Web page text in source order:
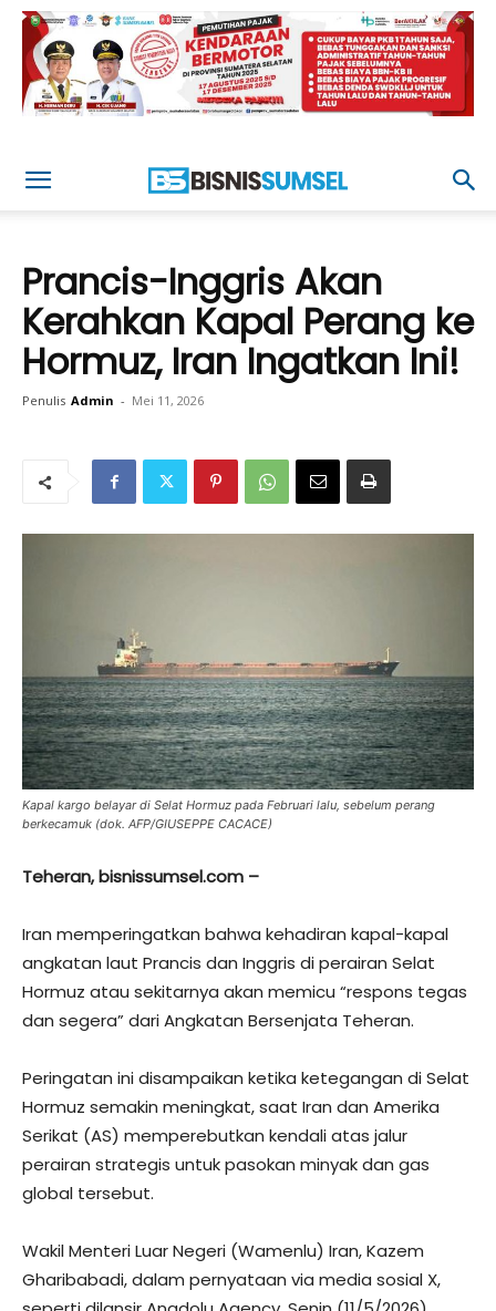
Prancis-Inggris Akan
Kerahkan Kapal Perang ke
Hormuz, Iran Ingatkan Ini!
Penulis Admin - Mei 11, 2026
Kapal kargo belayar di Selat Hormuz pada Februari lalu, sebelum perang
berkecamuk (dok. AFP/GIUSEPPE CACACE)
Teheran, bisnissumsel.com –
Iran memperingatkan bahwa kehadiran kapal-kapal
angkatan laut Prancis dan Inggris di perairan Selat
Hormuz atau sekitarnya akan memicu “respons tegas
dan segera” dari Angkatan Bersenjata Teheran.
Peringatan ini disampaikan ketika ketegangan di Selat
Hormuz semakin meningkat, saat Iran dan Amerika
Serikat (AS) memperebutkan kendali atas jalur
perairan strategis untuk pasokan minyak dan gas
global tersebut.
Wakil Menteri Luar Negeri (Wamenlu) Iran, Kazem
Gharibabadi, dalam pernyataan via media sosial X,